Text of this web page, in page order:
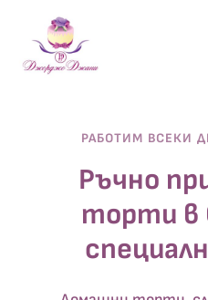
РАБОТИМ ВСЕКИ
Ръчно
торти в